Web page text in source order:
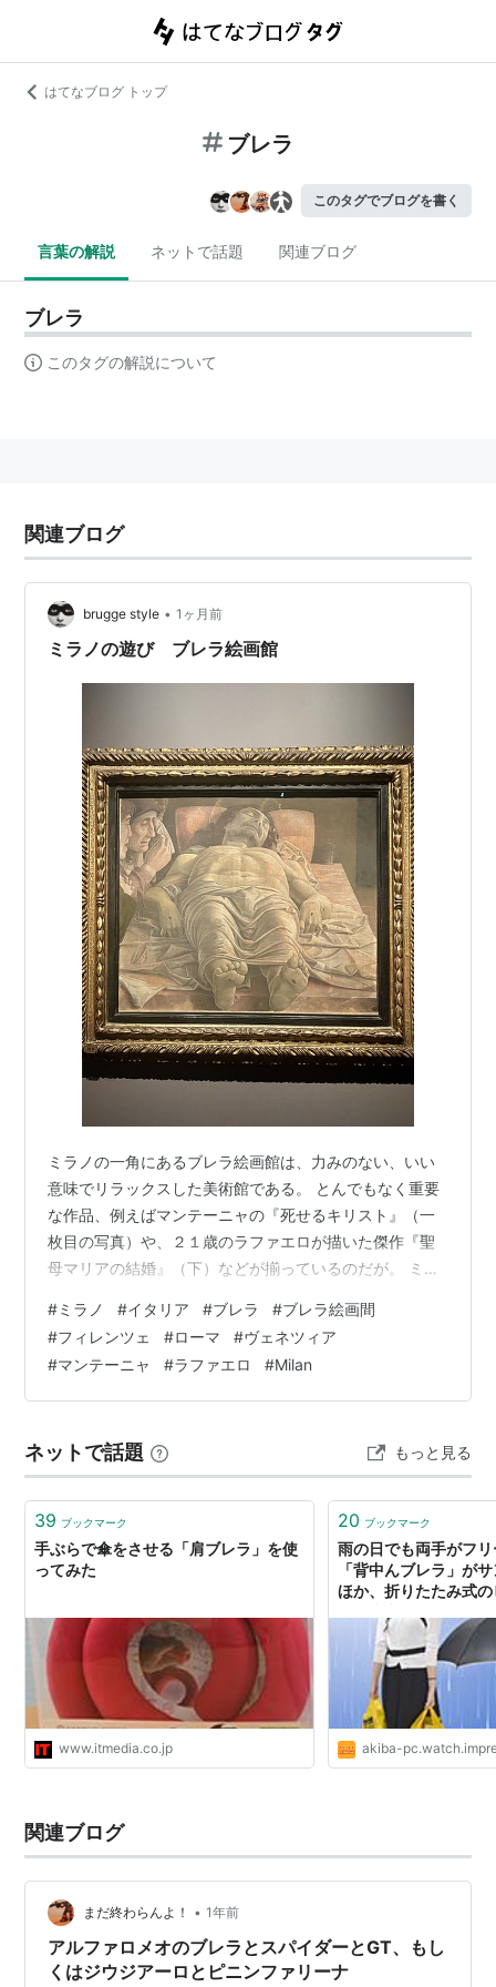
はてなブログ トップ
ブレラ
このタグでブログを書く
言葉の解説 ネットで話題 関連ブログ
ブレラ
このタグの解説について
関連ブログ
brugge style • 1ヶ月前
ミラノの遊び ブレラ絵画館
ミラノの一角にあるブレラ絵画館は、力みのない、いい
意味でリラックスした美術館である。 とんでもなく重要
な作品、例えばマンテーニャの『死せるキリスト』（一
枚目の写真）や、２１歳のラファエロが描いた傑作『聖
母マリアの結婚』（下）などが揃っているのだが。 ミラ
アやフィレンツェなどが観光に大きく依存している一方
で、いまも現在進行形で「都市」として稼働しているか
らだと思う。 金融、ファッション、デザイン、出版、見
本市、大学、工業、サービス業がまだ都市経済の中心に
「展示物」になりきらず、日常的な時間になりえ…
#ミラノ #イタリア #ブレラ #ブレラ絵画間
#フィレンツェ #ローマ #ヴェネツィア
#マンテーニャ #ラファエロ #Milan
ネットで話題 もっと見る
39 ブックマーク
手ぶらで傘をさせる「肩ブレラ」を使
ってみた
www.itmedia.co.jp
20 ブックマーク
雨の日でも両手がフ
「背中んブレラ」が
ほか、折りたたみ式
akiba-
関連ブログ
まだ終わらんよ！ • 1年前
アルファロメオのブレラとスパイダーとGT、もし
くはジウジアーロとピニンファリーナ